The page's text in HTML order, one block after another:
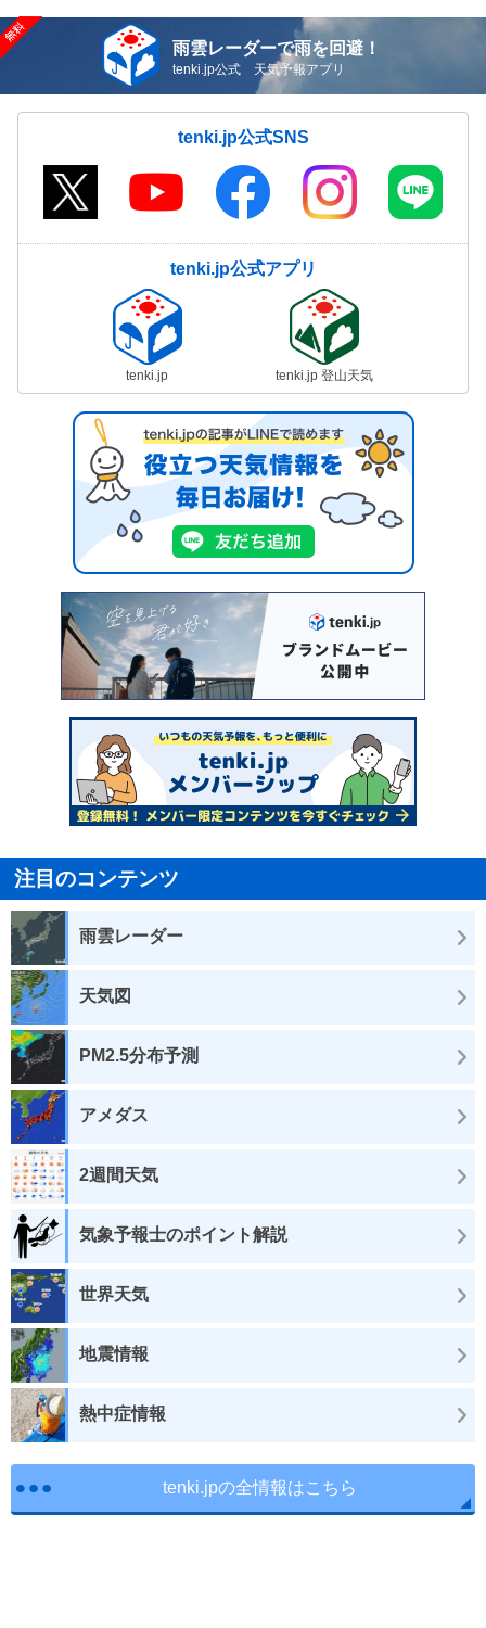
雨雲レーダーで雨を回避！
tenki.jp公式 天気予報アプリ
tenki.jp公式SNS
tenki.jp公式アプリ
tenki.jp tenki.jp 登山天気
注目のコンテンツ
雨雲レーダー
天気図
PM2.5分布予測
アメダス
2週間天気
気象予報士のポイント解説
世界天気
地震情報
熱中症情報
tenki.jpの全情報はこちら